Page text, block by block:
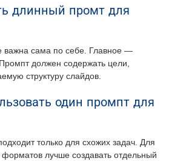
длинный промт для
важна сама по себе. Главное —
должен содержать цели,
структуру слайдов.
один промпт для
только для схожих задач. Для
лучше создавать отдельный